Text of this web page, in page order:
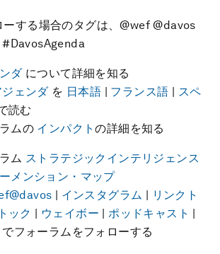
する場合のタグは、@wef @davos
#DavosAgenda
ダ について詳細を知る
ジェンダを 日本語 | フランス語 | スペ
読む
ムの インパクトの詳細を知る
ム ストラテジックインテリジェンス
メンション・マップ
@davos | インスタグラム | リンクト
ック | ウェイボー |ポッドキャスト |
でフォーラムをフォローする